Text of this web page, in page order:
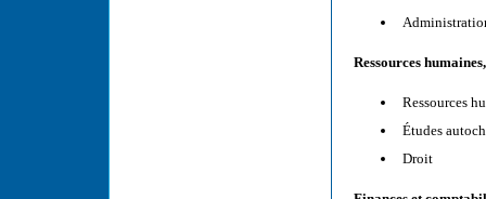
Ressources
Ressources
Études
Droit